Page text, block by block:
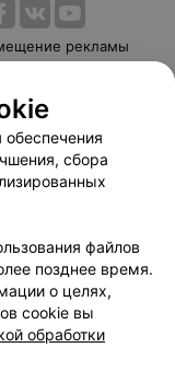
рекламы
оплаты
сбора
файлов
позднее время.
о целях,
cookie вы
обработки